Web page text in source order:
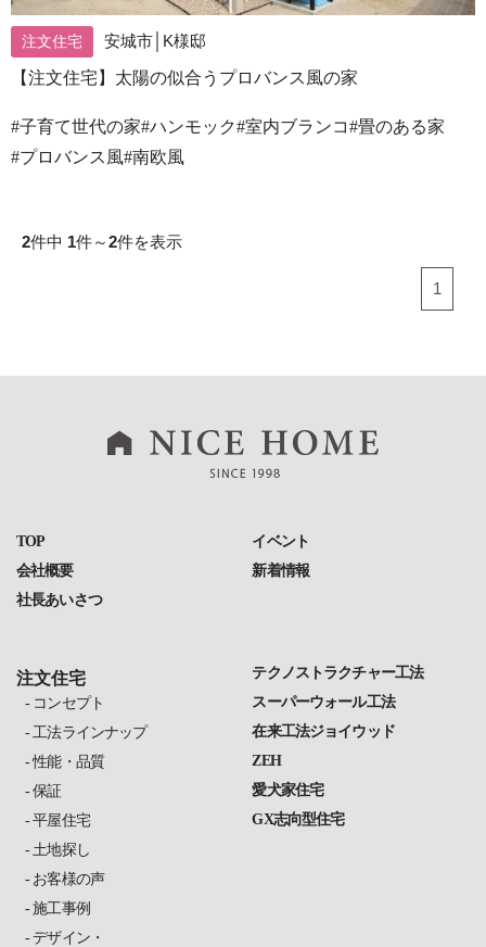
注文住宅
安城市│K様邸
【注文住宅】太陽の似合うプロバンス風の家
#子育て世代の家#ハンモック#室内ブランコ#畳のある家
#プロバンス風#南欧風
2件中 1件～2件を表示
1
TOP
会社概要
社長あいさつ
イベント
新着情報
注文住宅
コンセプト
工法ラインナップ
性能・品質
保証
平屋住宅
土地探し
お客様の声
施工事例
デザイン・
テクノストラクチャー工法
スーパーウォール工法
在来工法ジョイウッド
ZEH
愛犬家住宅
GX志向型住宅